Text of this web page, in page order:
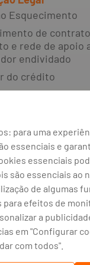
Esquecimento
de
e rede de apoio
endividado
do crédito
e
alternativa de
irregularidades
privacidade
cookies
cookies
na CRC Porto
na CMVM com o n°
Seguros e Fundos
para uma
essenciais e
essenciais
são essenciais ao
de algumas
efeitos de
a
em "Configurar
com todos".